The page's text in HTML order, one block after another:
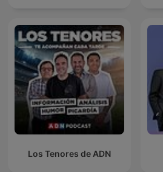
Los Tenores de ADN